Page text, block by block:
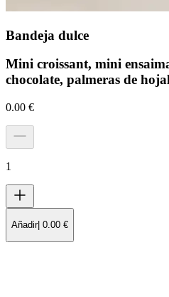
Bandeja dulce
Mini croissant, mini
chocolate, palmeras de
0.00 €
1
Añadir| 0.00 €